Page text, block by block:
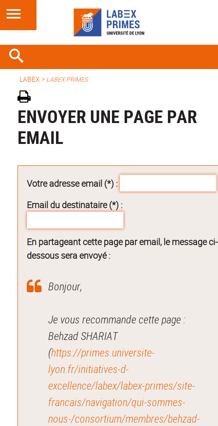
LABEX > LABEX PRIMES
ENVOYER UNE PAGE PAR
EMAIL
Votre adresse email (*) :
Email du destinataire (*) :
En partageant cette page par email, le message ci-
dessous sera envoyé :
Bonjour,
Je vous recommande cette page :
Behzad SHARIAT
(https://primes.universite-
lyon.fr/initiatives-d-
excellence/labex/labex-primes/site-
francais/navigation/qui-sommes-
nous-/consortium/membres/behzad-